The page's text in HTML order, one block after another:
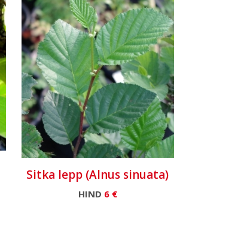
Sitka lepp (Alnus sinuata)
HIND 6 €